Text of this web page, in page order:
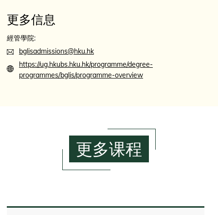
更多信息
經管學院:
bglisadmissions@hku.hk
https://ug.hkubs.hku.hk/programme/degree-
programmes/bglis/programme-overview
更多课程